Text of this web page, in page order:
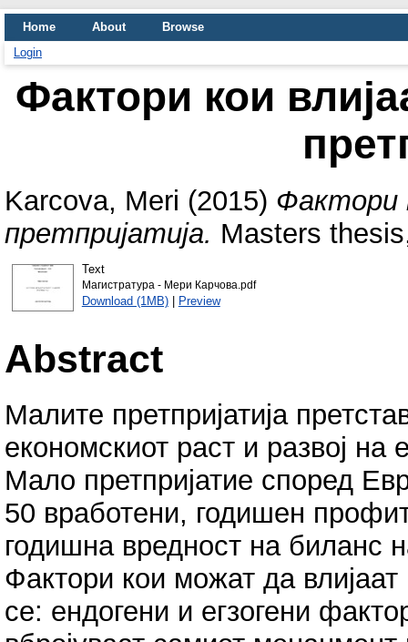
Home About
Browse
Login
Фактори кои
Karcova, Meri (2015) Фактори
претпријатија. Masters
Text
Магистратура - Мери Карчова.pdf
Download (1MB)| Preview
Abstract
Малите претпријатија
економскиот раст и развој
Мало претпријатие според
50 вработени, годишен
годишна вредност на биланс
Фактори кои можат да
се: ендогени и егзогени